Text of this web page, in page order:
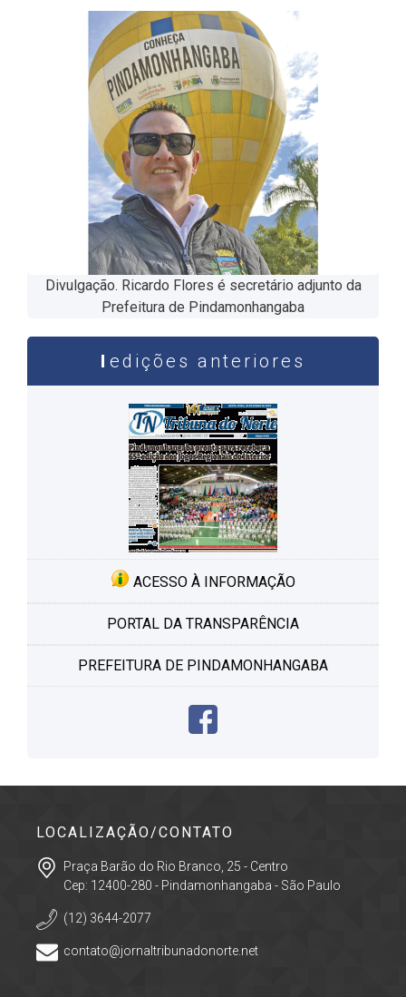
Divulgação. Ricardo Flores é secretário adjunto da
Prefeitura de Pindamonhangaba
edições anteriores
ACESSO À INFORMAÇÃO
PORTAL DA TRANSPARÊNCIA
PREFEITURA DE PINDAMONHANGABA
LOCALIZAÇÃO/CONTATO
Praça Barão do Rio Branco, 25 - Centro
Cep: 12400-280 - Pindamonhangaba - São Paulo
(12) 3644-2077
contato@jornaltribunadonorte.net